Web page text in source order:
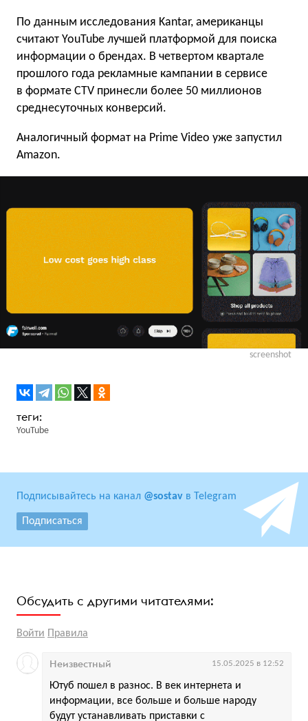
По данным исследования Kantar, американцы
считают YouTube лучшей платформой для поиска
информации о брендах. В четвертом квартале
прошлого года рекламные кампании в сервисе
в формате CTV принесли более 50 миллионов
среднесуточных конверсий.
Аналогичный формат на Prime Video уже запустил
Amazon.
screenshot
YouTube
Подписывайтесь на канал @sostav в Telegram
Подписаться
Обсудить с другими читателями:
Войти Правила
Ютуб пошел в разнос. В век интернета и
информации, все больше и больше народу
будут устанавливать приставки с
Неизвестный 15.05.2025 в 12:52